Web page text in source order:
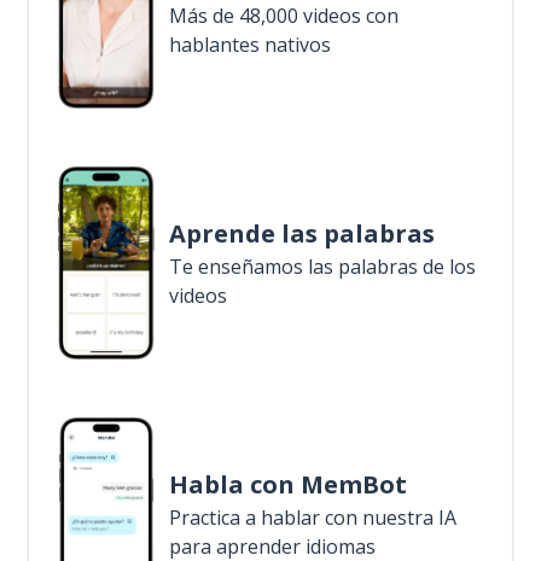
Más de 48,000 videos con
hablantes nativos
Aprende las palabras
Te enseñamos las palabras de los
videos
Habla con MemBot
Practica a hablar con nuestra IA
para aprender idiomas